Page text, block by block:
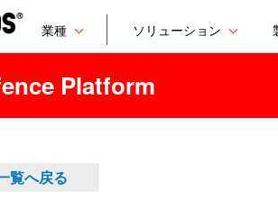
業種 ソリューション
Platform
覧へ戻る